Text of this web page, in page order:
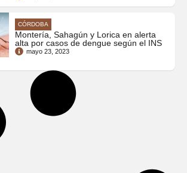
CÓRDOBA
Montería, Sahagún y Lorica en alerta
alta por casos de dengue según el INS
mayo 23, 2023